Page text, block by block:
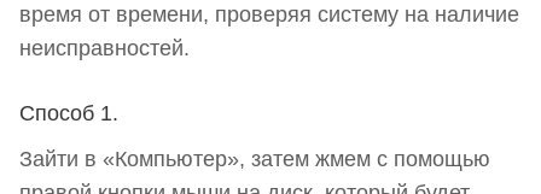
время от времени, проверяя систему на наличие
неисправностей.
Способ 1.
Зайти в «Компьютер», затем жмем с помощью